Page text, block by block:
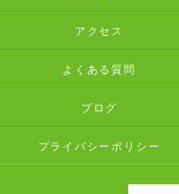
アクセス
よくある質問
ブログ
プライバシーポリシー